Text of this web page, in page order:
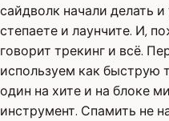
сайдволк начали делать
степаете и лаунчите. И,
говорит трекинг и всё.
используем как быструю
один на хите и на блоке
инструмент. Спамить не